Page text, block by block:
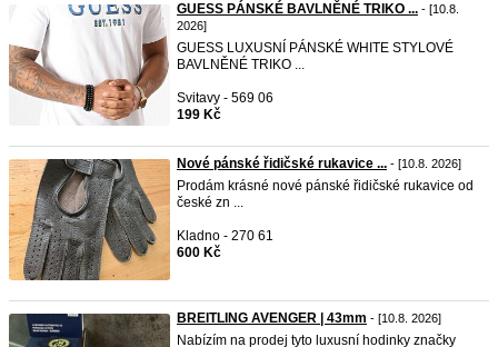
GUESS PÁNSKÉ BAVLNĚNÉ TRIKO ... - [10.8.
2026]
GUESS LUXUSNÍ PÁNSKÉ WHITE STYLOVÉ
BAVLNĚNÉ TRIKO ...
Svitavy - 569 06
199 Kč
Nové pánské řidičské rukavice ... - [10.8. 2026]
Prodám krásné nové pánské řidičské rukavice od
české zn ...
Kladno - 270 61
600 Kč
BREITLING AVENGER | 43mm - [10.8. 2026]
Nabízím na prodej tyto luxusní hodinky značky